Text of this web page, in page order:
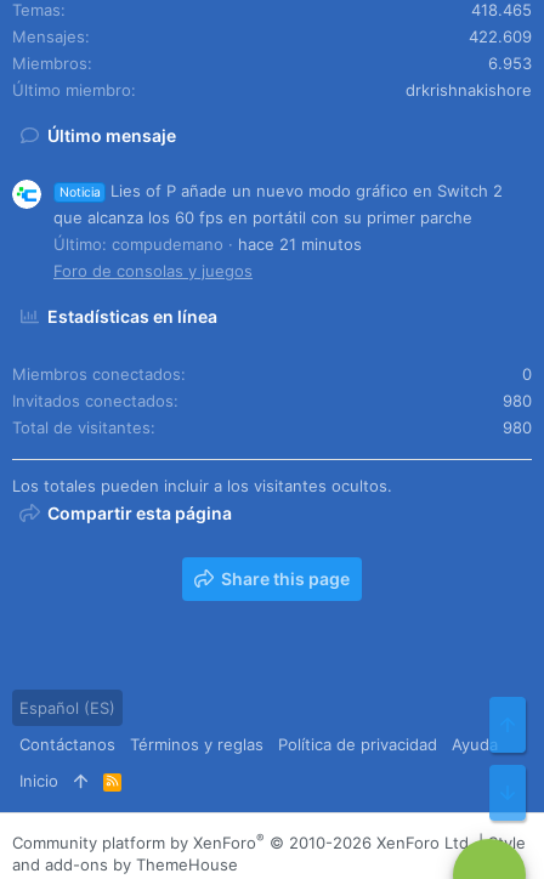
Temas
418.465
Mensajes
422.609
Miembros
6.953
Último miembro
drkrishnakishore
Último mensaje
Noticia
Lies of P añade un nuevo modo gráfico en Switch 2
que alcanza los 60 fps en portátil con su primer parche
Último: compudemano
hace 21 minutos
Foro de consolas y juegos
Estadísticas en línea
Miembros conectados
0
Invitados conectados
980
Total de visitantes
980
Los totales pueden incluir a los visitantes ocultos.
Compartir esta página
Share this page
Español (ES)
Contáctanos
Términos y reglas Política de privacidad
Ayuda
Inicio
R
S
S
Community platform by XenForo® © 2010-2026 XenForo Ltd. |Style
and add-ons by ThemeHouse